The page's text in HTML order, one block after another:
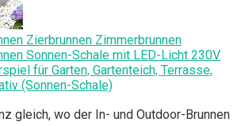
Zierbrunnen Zimmerbrunnen
Sonnen-Schale mit LED-Licht 230V
für Garten, Gartenteich, Terrasse,
(Sonnen-Schale)
gleich, wo der In- und Outdoor-Brunnen